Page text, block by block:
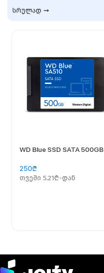
სრულად ➞
WD Blue SSD SATA 500GB
250₾
თვეში 5.21₾-დან